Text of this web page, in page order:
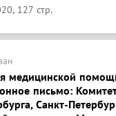
127 стр.
медицинской
письмо:
Санкт-